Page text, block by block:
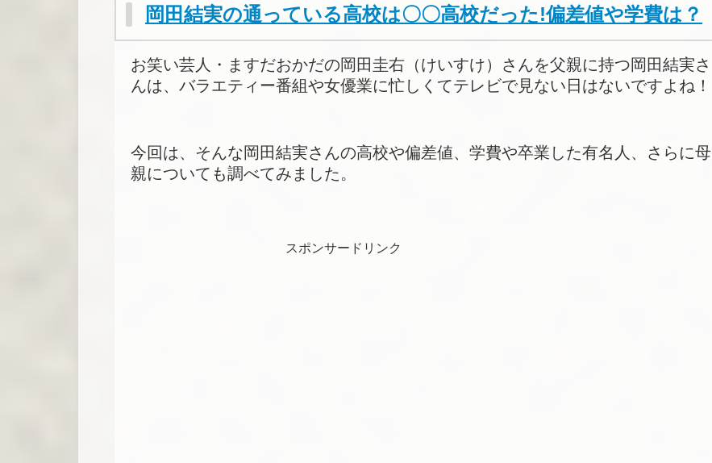
岡田結実の通っている高校は〇〇高校だった!偏差値や学費は？
お笑い芸人・ますだおかだの岡田圭右（けいすけ）さんを父親に持つ岡田結実さ
んは、バラエティー番組や女優業に忙しくてテレビで見ない日はないですよね！
今回は、そんな岡田結実さんの高校や偏差値、学費や卒業した有名人、さらに母
親についても調べてみました。
スポンサードリンク